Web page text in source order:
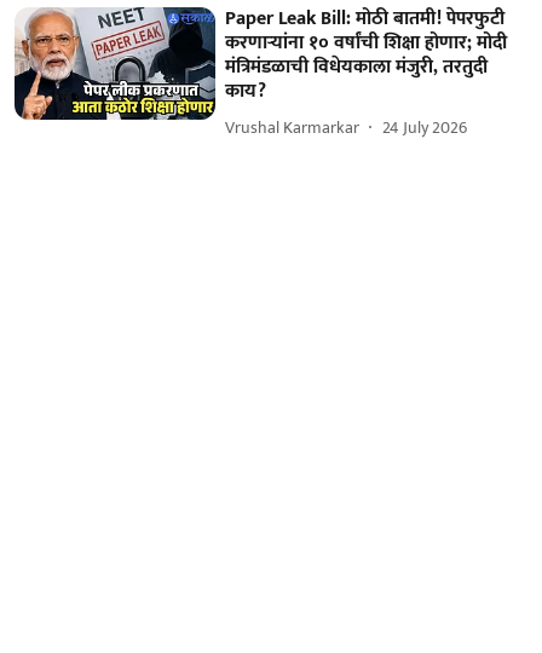
Paper Leak Bill: मोठी बातमी! पेपरफुटी
करणाऱ्यांना १० वर्षांची शिक्षा होणार; मोदी
मंत्रिमंडळाची विधेयकाला मंजुरी, तरतुदी
काय?
Vrushal Karmarkar 24 July 2026